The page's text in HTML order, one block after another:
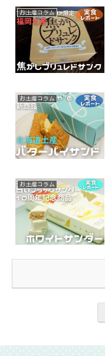
お土産コラム
お土産コラム
お土産コラム